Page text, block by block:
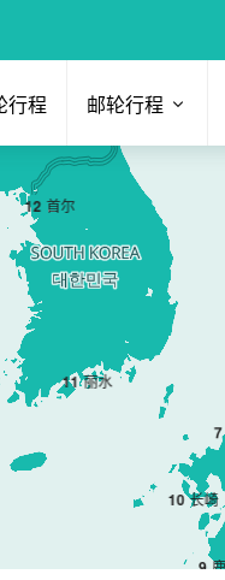
行程 邮轮行程
7
9
10 长崎
11 丽水
12 首尔